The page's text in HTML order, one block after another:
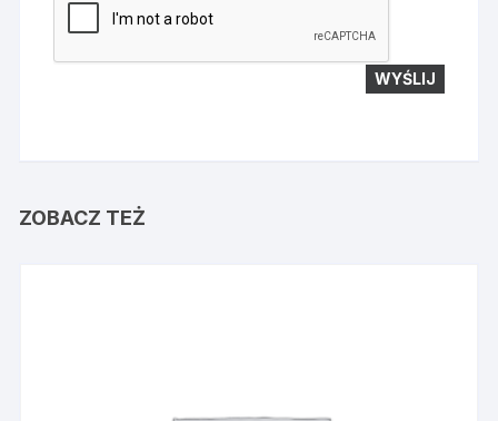
ZOBACZ TEŻ